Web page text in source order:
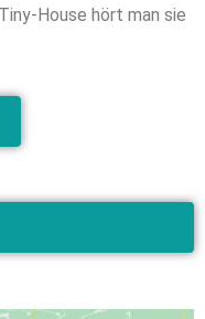
House hört man sie